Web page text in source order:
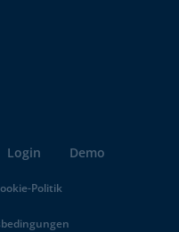
Login Demo
Politik